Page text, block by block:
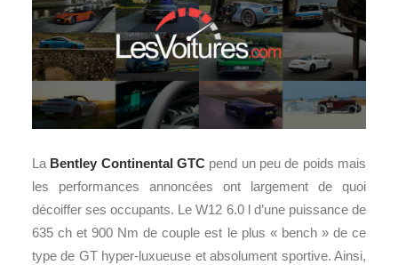
La Bentley Continental GTC pend un peu de poids mais
les performances annoncées ont largement de quoi
décoiffer ses occupants. Le W12 6.0 l d’une puissance de
635 ch et 900 Nm de couple est le plus « bench » de ce
type de GT hyper-luxueuse et absolument sportive. Ainsi,